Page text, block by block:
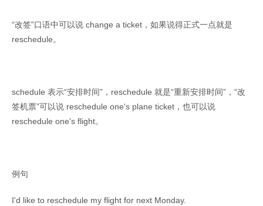
“改签”口语中可以说 change a ticket，如果说得正式一点就是
reschedule。
schedule 表示“安排时间”，reschedule 就是“重新安排时间”，“改
签机票”可以说 reschedule one's plane ticket，也可以说
reschedule one's flight。
例句
I'd like to reschedule my flight for next Monday.